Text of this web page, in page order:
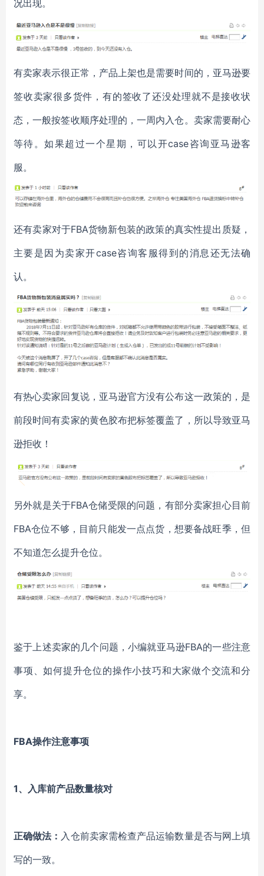
况出现。
有卖家表示很正常，产品上架也是需要时间的，亚马逊要
签收卖家很多货件，有的签收了还没处理就不是接收状
态，一般按签收顺序处理的，一周内入仓。卖家需要耐心
等待。如果超过一个星期，可以开case咨询亚马逊客
服。
还有卖家对于FBA货物新包装的政策的真实性提出质疑，
主要是因为卖家开case咨询客服得到的消息还无法确
认。
有热心卖家回复说，亚马逊官方没有公布这一政策的，是
前段时间有卖家的黄色胶布把标签覆盖了，所以导致亚马
逊拒收！
另外就是关于FBA仓储受限的问题，有部分卖家担心目前
FBA仓位不够，目前只能发一点点货，想要备战旺季，但
不知道怎么提升仓位。
鉴于上述卖家的几个问题，小编就亚马逊FBA的一些注意
事项、如何提升仓位的操作小技巧和大家做个交流和分
享。
FBA操作注意事项
1、入库前产品数量核对
正确做法： 入仓前卖家需检查产品运输数量是否与网上填
写的一致。